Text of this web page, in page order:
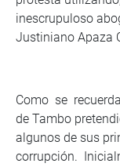
inescrupuloso
Justiniano Apaza
Como se
de Tambo
algunos de sus
corrupción.